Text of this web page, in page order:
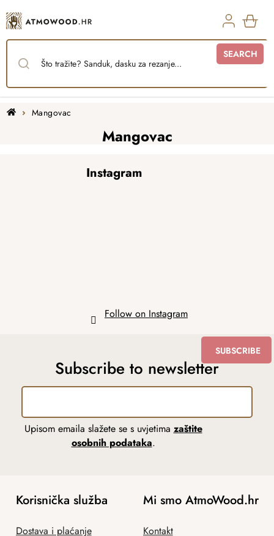
to
content
SEARCH
HomeMangovac
Mangovac
Instagram
Follow on Instagram
Subscribe to newsletter
Upisom emaila slažete se s uvjetima zaštite
osobnih podataka.
SUBSCRIBE
Korisnička služba
Dostava i plaćanje
Mi smo AtmoWood.hr
Kontakt